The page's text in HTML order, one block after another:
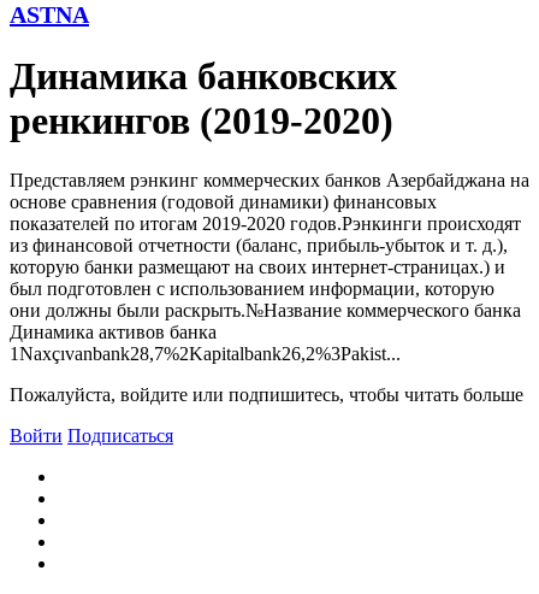
ASTNA
Динамика банковских
ренкингов (2019-2020)
Представляем рэнкинг коммерческих банков Азербайджана на
основе сравнения (годовой динамики) финансовых
показателей по итогам 2019-2020 годов.Рэнкинги происходят
из финансовой отчетности (баланс, прибыль-убыток и т. д.),
которую банки размещают на своих интернет-страницах.) и
был подготовлен с использованием информации, которую
они должны были раскрыть.№Название коммерческого банка
Динамика активов банка
1Naxçıvanbank28,7%2Kapitalbank26,2%3Pakist...
Пожалуйста, войдите или подпишитесь, чтобы читать больше
Войти Подписаться